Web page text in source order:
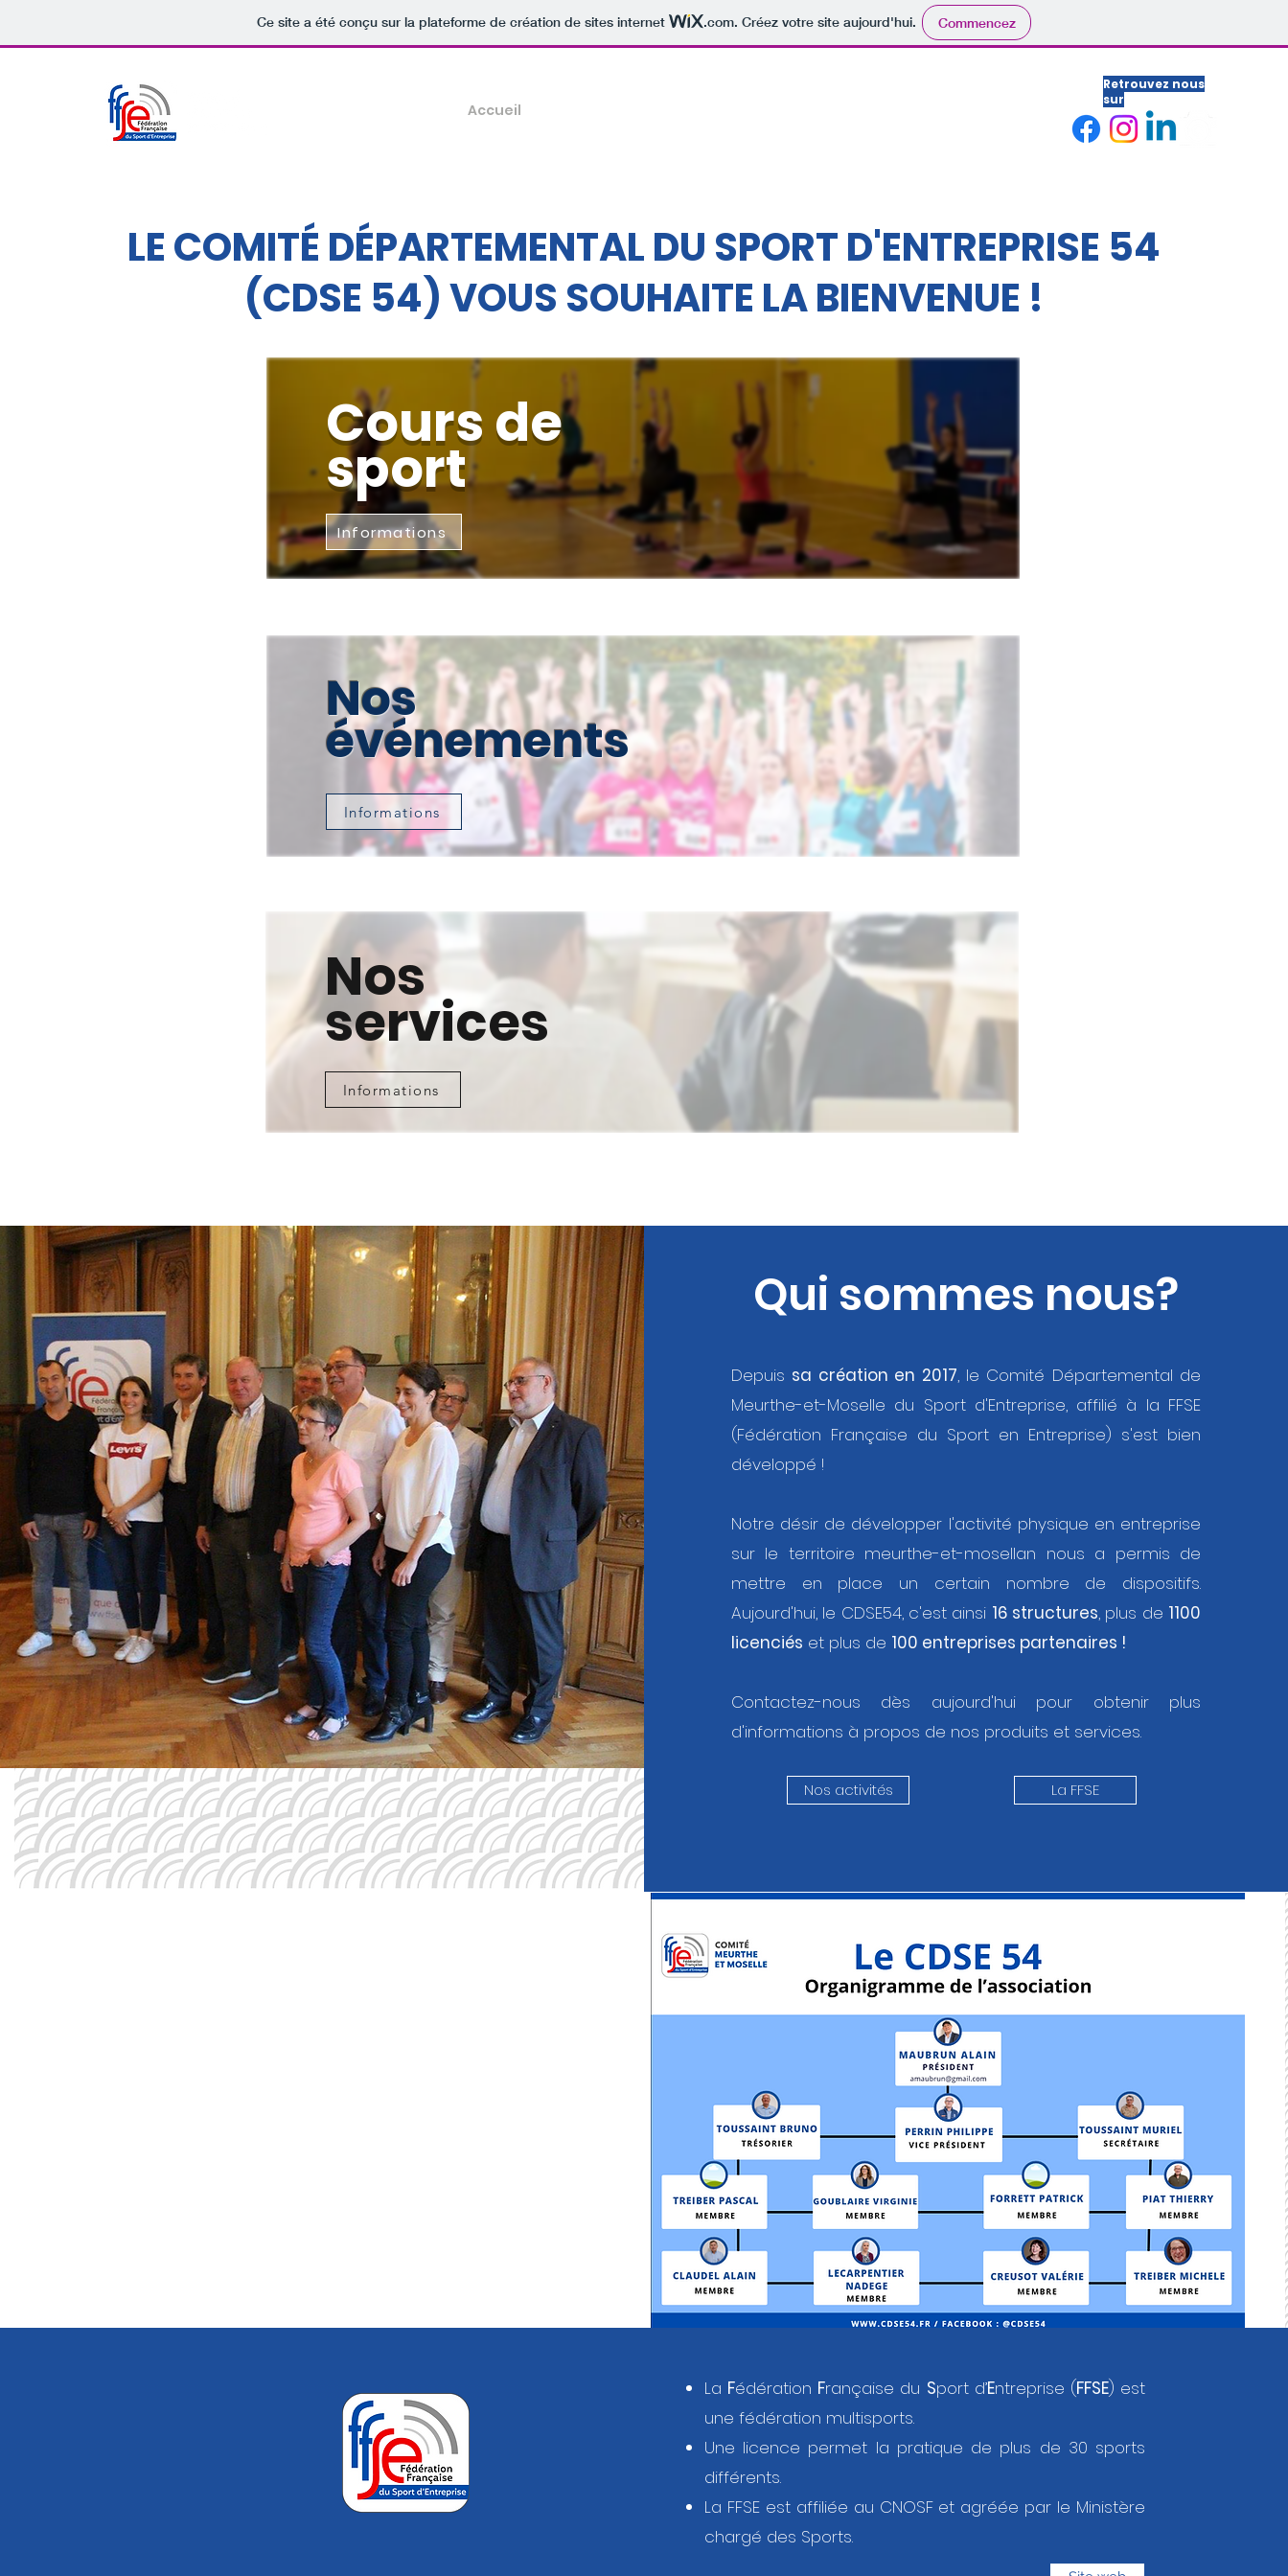
Ce site a été conçu sur la plateforme de création de sites internet .com. Créez votre site aujourd'hui. Commencez
Accueil
Retrouvez nous
sur
LE COMITÉ DÉPARTEMENTAL DU SPORT D'ENTREPRISE 54
(CDSE 54) VOUS SOUHAITE LA BIENVENUE !
Informations
Cours de
sport
Informations
Nos
événements
Informations
Nos
services
Qui sommes nous?
Depuis sa création en 2017, le Comité Départemental de
Meurthe-et-Moselle du Sport d'Entreprise, affilié à la FFSE
(Fédération Française du Sport en Entreprise) s'est bien
développé !
Notre désir de développer l'activité physique en entreprise
sur le territoire meurthe-et-mosellan nous a permis de
mettre en place un certain nombre de dispositifs.
Aujourd'hui, le CDSE54, c'est ainsi 16 structures, plus de 1100
licenciés et plus de 100 entreprises partenaires !
Contactez-nous dès aujourd'hui pour obtenir plus
d'informations à propos de nos produits et services.
Nos activités La FFSE
La Fédération Française du Sport d’Entreprise (FFSE) est
une fédération multisports.
Une licence permet la pratique de plus de 30 sports
différents.
La FFSE est affiliée au CNOSF et agréée par le Ministère
chargé des Sports.